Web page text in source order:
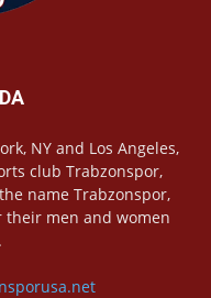
NY and Los Angeles,
club Trabzonspor,
name Trabzonspor,
men and women